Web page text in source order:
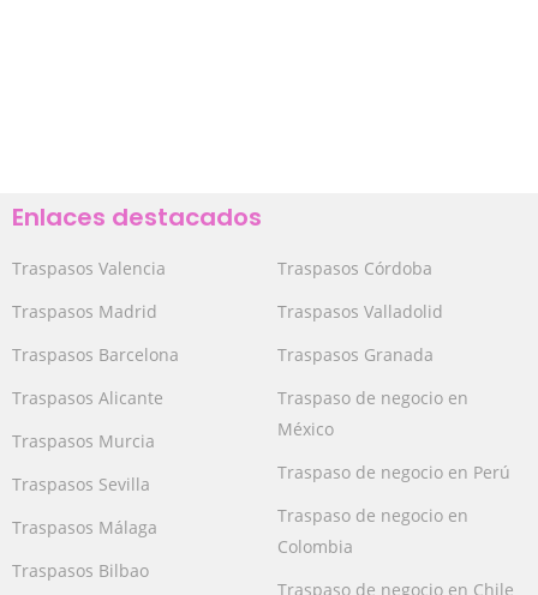
Enlaces destacados
Traspasos Valencia
Traspasos Madrid
Traspasos Barcelona
Traspasos Alicante
Traspasos Murcia
Traspasos Sevilla
Traspasos Málaga
Traspasos Bilbao
Traspasos Córdoba
Traspasos Valladolid
Traspasos Granada
Traspaso de negocio en
México
Traspaso de negocio en Perú
Traspaso de negocio en
Colombia
Traspaso de negocio en Chile